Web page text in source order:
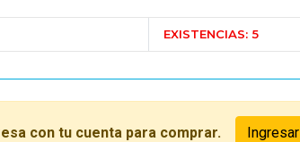
EXISTENCIAS: 5
con tu cuenta para comprar. Ingresar